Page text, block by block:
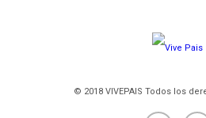
© 2018 VIVEPAIS Todos los